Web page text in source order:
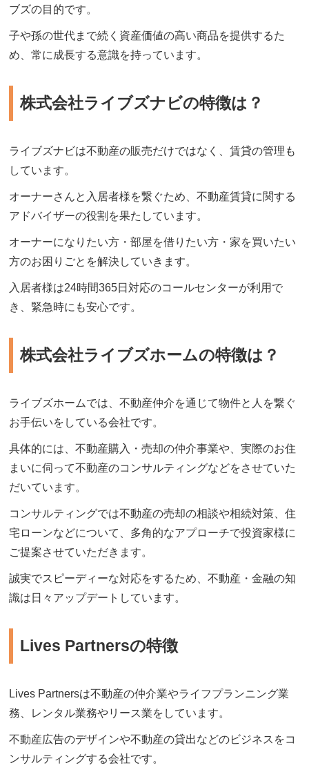
ブズの目的です。
子や孫の世代まで続く資産価値の高い商品を提供するた
め、常に成長する意識を持っています。
株式会社ライブズナビの特徴は？
ライブズナビは不動産の販売だけではなく、賃貸の管理も
しています。
オーナーさんと入居者様を繋ぐため、不動産賃貸に関する
アドバイザーの役割を果たしています。
オーナーになりたい方・部屋を借りたい方・家を買いたい
方のお困りごとを解決していきます。
入居者様は24時間365日対応のコールセンターが利用で
き、緊急時にも安心です。
株式会社ライブズホームの特徴は？
ライブズホームでは、不動産仲介を通じて物件と人を繋ぐ
お手伝いをしている会社です。
具体的には、不動産購入・売却の仲介事業や、実際のお住
まいに伺って不動産のコンサルティングなどをさせていた
だいています。
コンサルティングでは不動産の売却の相談や相続対策、住
宅ローンなどについて、多角的なアプローチで投資家様に
ご提案させていただきます。
誠実でスピーディーな対応をするため、不動産・金融の知
識は日々アップデートしています。
Lives Partnersの特徴
Lives Partnersは不動産の仲介業やライフプランニング業
務、レンタル業務やリース業をしています。
不動産広告のデザインや不動産の貸出などのビジネスをコ
ンサルティングする会社です。